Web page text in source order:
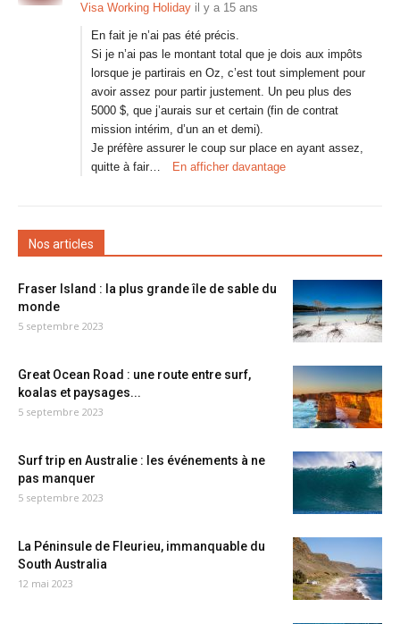
Visa Working Holiday il y a 15 ans
En fait je n’ai pas été précis.
Si je n’ai pas le montant total que je dois aux impôts
lorsque je partirais en Oz, c’est tout simplement pour
avoir assez pour partir justement. Un peu plus des
5000 $, que j’aurais sur et certain (fin de contrat
mission intérim, d’un an et demi).
Je préfère assurer le coup sur place en ayant assez,
quitte à fair…
En afficher davantage
Nos articles
Fraser Island : la plus grande île de sable du
monde
5 septembre 2023
Great Ocean Road : une route entre surf,
koalas et paysages...
5 septembre 2023
Surf trip en Australie : les événements à ne
pas manquer
5 septembre 2023
La Péninsule de Fleurieu, immanquable du
South Australia
12 mai 2023